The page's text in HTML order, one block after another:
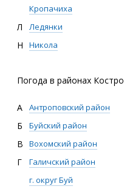
Кропачиха
Л Ледянки
Н Никола
Погода в районах
А Антроповский район
Б Буйский район
В Вохомский район
Г
Галичский район
г. округ Буй